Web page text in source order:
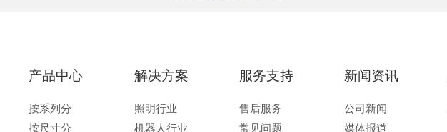
产品中心
按系列分
按尺寸分
解决方案
照明行业
机器人行业
服务支持
售后服务
常见问题
新闻资讯
公司新闻
媒体报道